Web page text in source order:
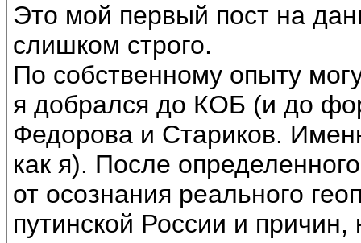
Это мой первый пост на
слишком строго.
По собственному опыту
я добрался до КОБ (и до
Федорова и Стариков.
как я). После
от осознания реального
путинской России и